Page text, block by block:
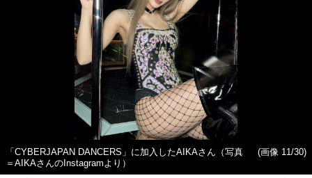
「CYBERJAPAN DANCERS」に加入したAIKAさん（写真
＝AIKAさんのInstagramより）
(画像 11/30)